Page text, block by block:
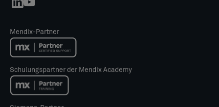
Mendix-Partner
Schulungspartner der Mendix Academy